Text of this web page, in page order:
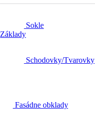
Sokle
Základy
Schodovky/Tvarovky
Fasádne obklady